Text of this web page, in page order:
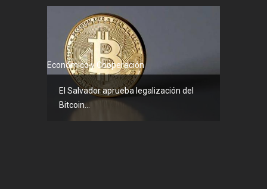
Económico y Cooperación
El Salvador aprueba legalización del
Bitcoin...